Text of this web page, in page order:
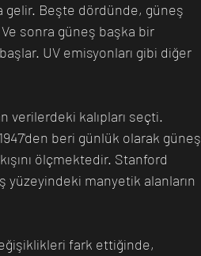
gelir. Beşte dördünde, güneş
sonra güneş başka bir
UV emisyonları gibi diğer
verilerdeki kalıpları seçti.
beri günlük olarak güneş
ölçmektedir. Stanford
yüzeyindeki manyetik alanların
fark ettiğinde,